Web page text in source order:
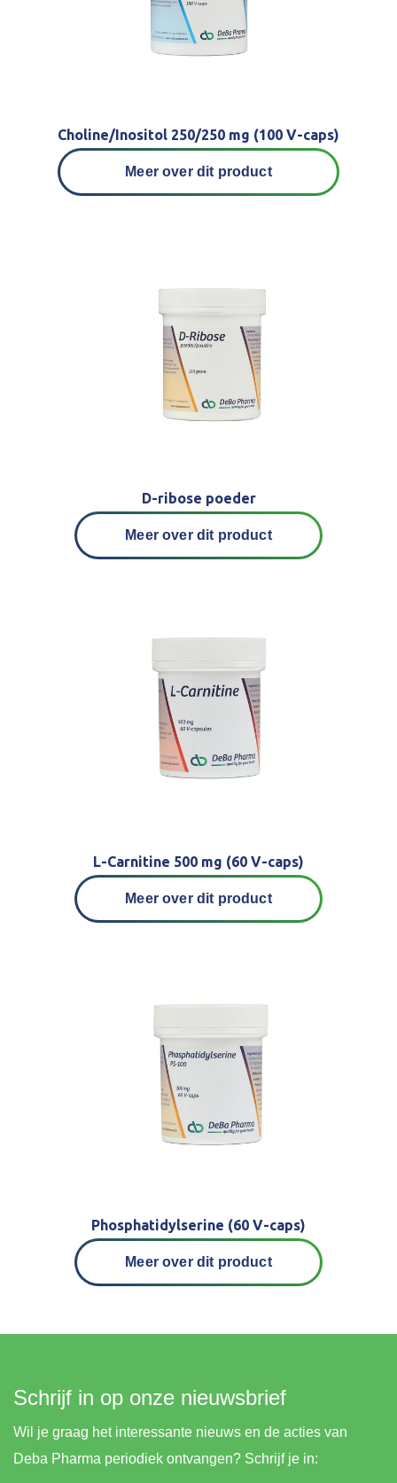
Choline/Inositol 250/250 mg (100 V-caps)
Meer over dit product
D-ribose poeder
Meer over dit product
L-Carnitine 500 mg (60 V-caps)
Meer over dit product
Phosphatidylserine (60 V-caps)
Meer over dit product
Schrijf in op onze nieuwsbrief
Wil je graag het interessante nieuws en de acties van
Deba Pharma periodiek ontvangen? Schrijf je in: